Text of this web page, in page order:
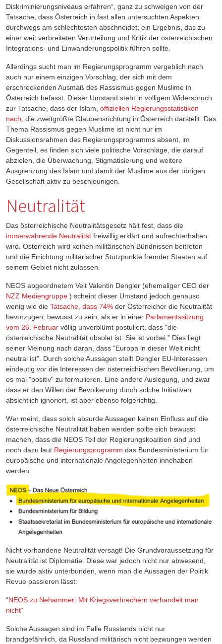
Diskriminierungsniveaus erfahren“, ganz zu schweigen von der
Tatsache, dass Österreich in fast allen untersuchten Aspekten
durchwegs am schlechtesten abschneidet; ein Ergebnis, das zu
einer weit verbreiteten Verurteilung und Kritik der österreichischen
Integrations- und Einwanderungspolitik führen sollte.
Allerdings sucht man im Regierungsprogramm vergeblich nach
auch nur einem einzigen Vorschlag, der sich mit dem
erschreckenden Ausmaß des Rassismus gegen Muslime in
Österreich befasst. Dieser Umstand steht in völligem Widerspruch
zur Tatsache, dass der Islam, offiziellen Regierungsstatistiken
nach , die zweitgrößte Glaubensrichtung in Österreich darstellt. Das
Thema Rassismus gegen Muslime ist nicht nur im
Diskussionsrahmen des Regierungsprogramms absent, im
Gegenteil, es finden sich viele politische Vorschläge, die darauf
abzielen, die Überwachung, Stigmatisierung und weitere
Ausgrenzung des Islam und damit der Muslime aus der übrigen
Gesellschaft aktiv zu beschleunigen.
Neutralität
Das österreichische Neutralitätsgesetz hält fest, dass die
immerwährende Neutralität freiwillig erklärt und aufrechterhalten
wird. Österreich wird keinen militärischen Bündnissen beitreten
und die Errichtung militärischer Stützpunkte fremder Staaten auf
seinem Gebiet nicht zulassen.
NEOS abgeordnetem Veit Valentin Dengler (ehemaliger CEO der
NZZ Mediengruppe ) scheint dieser Umstand jedoch genauso
wenig wie die Tatsache, dass 74% der Österreicher die Neutralität
bevorzugen, bewusst zu sein, als er in einer Parlamentssitzung
vom 26. Februar völlig unverblümt postuliert, dass "die
österreichische Neutralität obsolet ist. Sie ist vorbei." Dies liegt
seiner Meinung nach daran, dass "Europa in dieser Welt nicht
neutral ist". Durch solche Aussagen stellt Dengler EU-Interessen
eindeutig vor die Interessen der österreichischen Bevölkerung, um
es mal "positiv" zu formulieren. Eine andere Auslegung, und zwar
dass er den Willen der Bevölkerung durch solche Initiativen
absichtlich ignoriert, ist aber ebenso folgerichtig.
Wer meint, dass solch absurde Aussagen keinen Einfluss auf die
österreichische Neutralität haben werden sollte sich bewusst
machen, dass die NEOS Teil der Regierungskoalition sind und
noch dazu laut Regierungsprogramm das Bundesministerium für
europäische und internationale Angelegenheiten innehaben
werden.
Nicht vorhandene Neutralität versagt! Die Grundvoraussetzung für
Neutralität ist Diplomatie. Diese war jedoch nicht nur abwesend,
sie wurde aktiv unterbunden, wenn man die Aussagen der Politik
Revue passieren lässt:
“NEOS zu Nehammer: Mit Kriegsverbrechern verhandelt man
nicht”
Solche Aussagen sind im Falle Russlands nicht nur
brandgefährlich, da Russland militärisch nicht bezwungen werden